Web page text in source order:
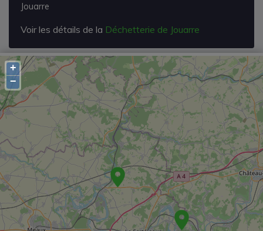
Jouarre
Voir les détails de la Déchetterie de Jouarre
+
−